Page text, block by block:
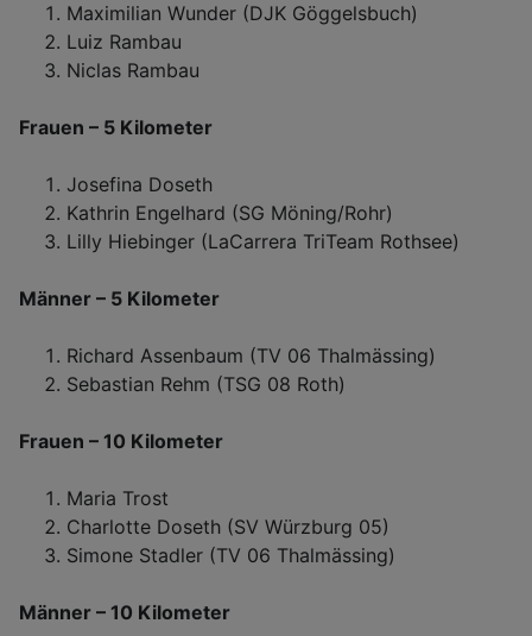
Maximilian Wunder (DJK Göggelsbuch)
Luiz Rambau
Niclas Rambau
Frauen – 5 Kilometer
Josefina Doseth
Kathrin Engelhard (SG Möning/Rohr)
Lilly Hiebinger (LaCarrera TriTeam Rothsee)
Männer – 5 Kilometer
Richard Assenbaum (TV 06 Thalmässing)
Sebastian Rehm (TSG 08 Roth)
Frauen – 10 Kilometer
Maria Trost
Charlotte Doseth (SV Würzburg 05)
Simone Stadler (TV 06 Thalmässing)
Männer – 10 Kilometer